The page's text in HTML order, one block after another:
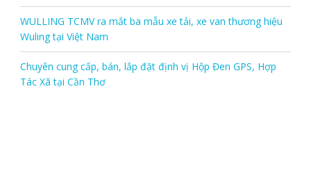
WULLING TCMV ra mắt ba mẫu xe tải, xe van thương hiệu
Wuling tại Việt Nam
Chuyên cung cấp, bán, lắp đặt định vị Hộp Đen GPS, Hợp
Tác Xã tại Cần Thơ